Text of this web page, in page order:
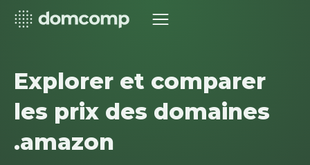
Explorer et comparer
les prix des domaines
.amazon